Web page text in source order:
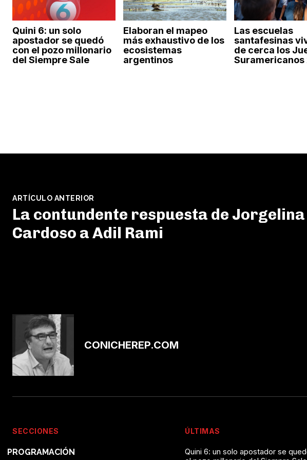
Quini 6: un solo
apostador se quedó
con el pozo millonario
del Siempre Sale
Elaboran el mapeo
más exhaustivo de los
ecosistemas
argentinos
Las escuelas
santafesinas
de cerca los
Suramericanos
ARTÍCULO ANTERIOR
La contundente respuesta de Jorgelina
Cardoso a Adil Rami
CONICHEREP.COM
SECCIONES
PROGRAMACIÓN
ÚLTIMAS
Quini 6: un solo apostador se